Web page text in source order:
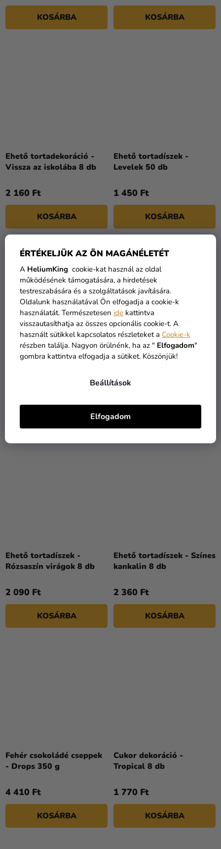
ÉRTÉKELJÜK AZ ÖN MAGÁNÉLETÉT
A HeliumKing cookie-kat használ az oldal
működésének támogatására, a hirdetések
testreszabására és a szolgáltatások javítására.
Oldalunk használatával Ön elfogadja a cookie-k
használatát. Természetesen ide kattintva
visszautasíthatja az összes opcionális cookie-t. A
használt sütikkel kapcsolatos részleteket a Cookie-k
részben találja. Nagyon örülnénk, ha az " Elfogadom"
gombra kattintva elfogadja a sütiket. Köszönjük!
Beállítások
Elfogadom
KOSÁRBA KOSÁRBA
Ehető tortadekoráció -
Vissza az iskolába 8 db
2 160 Ft
KOSÁRBA
Ehető tortadíszek -
Levelek 50 db
1 450 Ft
KOSÁRBA
Ehető tortadíszek -
Ehető tortadíszek - Rózsa
Ehető tortadíszek -
Rózsaszín virágok 8 db
2 090 Ft
KOSÁRBA
Ehető tortadíszek - Színes
kankalin 8 db
2 360 Ft
KOSÁRBA
Fehér csokoládé cseppek
- Drops 350 g
4 410 Ft
KOSÁRBA
Cukor dekoráció -
Tropical 8 db
1 770 Ft
KOSÁRBA